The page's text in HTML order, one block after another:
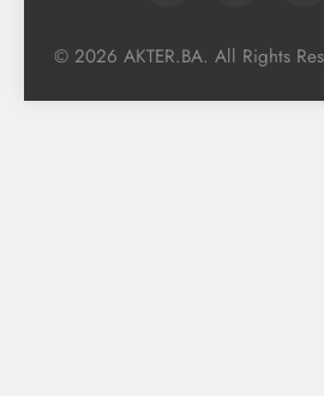
© 2026 AKTER.BA. All Rights